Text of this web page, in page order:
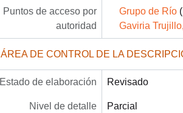
Puntos de acceso por
autoridad
Grupo de Río
Gaviria
ÁREA DE CONTROL DE LA
Estado de elaboración Revisado
Nivel de detalle Parcial